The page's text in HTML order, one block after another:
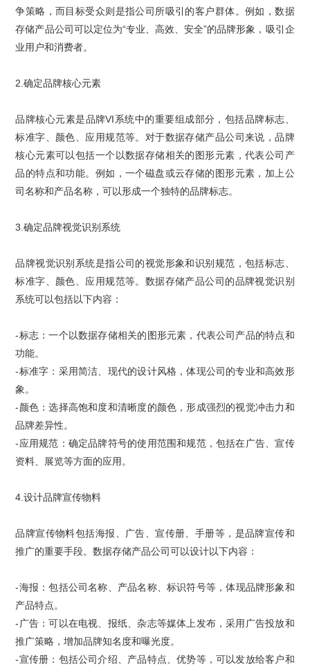
争策略，而目标受众则是指公司所吸引的客户群体。例如，数据
存储产品公司可以定位为“专业、高效、安全”的品牌形象，吸引企
业用户和消费者。
2.确定品牌核心元素
品牌核心元素是品牌VI系统中的重要组成部分，包括品牌标志、
标准字、颜色、应用规范等。对于数据存储产品公司来说，品牌
核心元素可以包括一个以数据存储相关的图形元素，代表公司产
品的特点和功能。例如，一个磁盘或云存储的图形元素，加上公
司名称和产品名称，可以形成一个独特的品牌标志。
3.确定品牌视觉识别系统
品牌视觉识别系统是指公司的视觉形象和识别规范，包括标志、
标准字、颜色、应用规范等。数据存储产品公司的品牌视觉识别
系统可以包括以下内容：
-标志：一个以数据存储相关的图形元素，代表公司产品的特点和
功能。
-标准字：采用简洁、现代的设计风格，体现公司的专业和高效形
象。
-颜色：选择高饱和度和清晰度的颜色，形成强烈的视觉冲击力和
品牌差异性。
-应用规范：确定品牌符号的使用范围和规范，包括在广告、宣传
资料、展览等方面的应用。
4.设计品牌宣传物料
品牌宣传物料包括海报、广告、宣传册、手册等，是品牌宣传和
推广的重要手段。数据存储产品公司可以设计以下内容：
-海报：包括公司名称、产品名称、 标识符号等，体现品牌形象和
产品特点。
-广告：可以在电视、报纸、杂志等媒体上发布，采用广告投放和
推广策略，增加品牌知名度和曝光度。
-宣传册：包括公司介绍、产品特点、优势等，可以发放给客户和